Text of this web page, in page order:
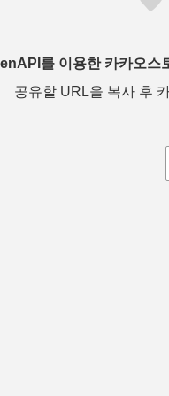
를 이용한 카카오스
공유할 URL을 복사 후